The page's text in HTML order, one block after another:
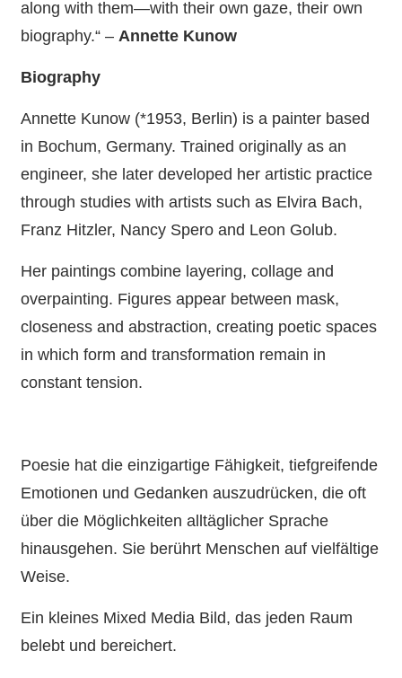
along with them—with their own gaze, their own
biography.“ – Annette Kunow
Biography
Annette Kunow (*1953, Berlin) is a painter based
in Bochum, Germany. Trained originally as an
engineer, she later developed her artistic practice
through studies with artists such as Elvira Bach,
Franz Hitzler, Nancy Spero and Leon Golub.
Her paintings combine layering, collage and
overpainting. Figures appear between mask,
closeness and abstraction, creating poetic spaces
in which form and transformation remain in
constant tension.
Poesie hat die einzigartige Fähigkeit, tiefgreifende
Emotionen und Gedanken auszudrücken, die oft
über die Möglichkeiten alltäglicher Sprache
hinausgehen. Sie berührt Menschen auf vielfältige
Weise.
Ein kleines Mixed Media Bild, das jeden Raum
belebt und bereichert.